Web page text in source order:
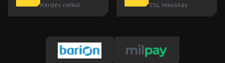
Kérdés nélkül SSL titkosítás